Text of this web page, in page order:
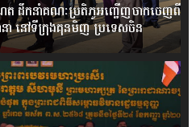
ដឹកនាំគណៈប្រតិភូអញ្ជើញចាកចេញពី
នា នៅទីក្រុងគុនមិញ ប្រទេសចិន